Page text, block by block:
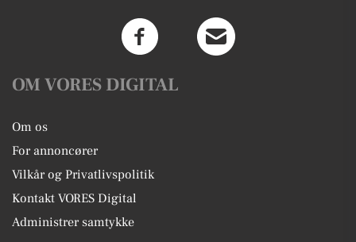
OM VORES DIGITAL
Om os
For annoncører
Vilkår og Privatlivspolitik
Kontakt VORES Digital
Administrer samtykke